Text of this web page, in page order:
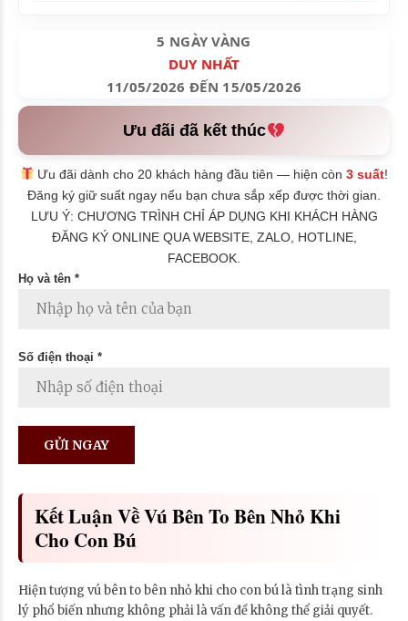
5 NGÀY VÀNG
DUY NHẤT
11/05/2026 ĐẾN 15/05/2026
Ưu đãi đã kết thúc
Ưu đãi dành cho 20 khách hàng đầu tiên — hiện còn3 suất!
Đăng ký giữ suất ngay nếu bạn chưa sắp xếp được thời gian.
LƯU Ý: CHƯƠNG TRÌNH CHỈ ÁP DỤNG KHI KHÁCH HÀNG
ĐĂNG KÝ ONLINE QUA WEBSITE, ZALO, HOTLINE,
FACEBOOK.
Họ và tên *
Số điện thoại *
Kết Luận Về Vú Bên To Bên Nhỏ Khi
Cho Con Bú
Hiện tượng vú bên to bên nhỏ khi cho con bú là tình trạng sinh
lý phổ biến nhưng không phải là vấn đề không thể giải quyết.